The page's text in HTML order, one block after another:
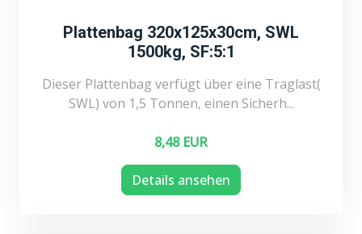
Plattenbag 320x125x30cm, SWL
1500kg, SF:5:1
Dieser Plattenbag verfügt über eine Traglast(
SWL) von 1,5 Tonnen, einen Sicherh...
8,48 EUR
Details ansehen